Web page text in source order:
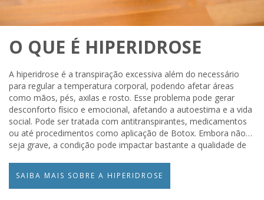
O QUE É HIPERIDROSE
A hiperidrose é a transpiração excessiva além do necessário
para regular a temperatura corporal, podendo afetar áreas
como mãos, pés, axilas e rosto. Esse problema pode gerar
desconforto físico e emocional, afetando a autoestima e a vida
social. Pode ser tratada com antitranspirantes, medicamentos
ou até procedimentos como aplicação de Botox. Embora não
seja grave, a condição pode impactar bastante a qualidade de
SAIBA MAIS SOBRE A HIPERIDROSE